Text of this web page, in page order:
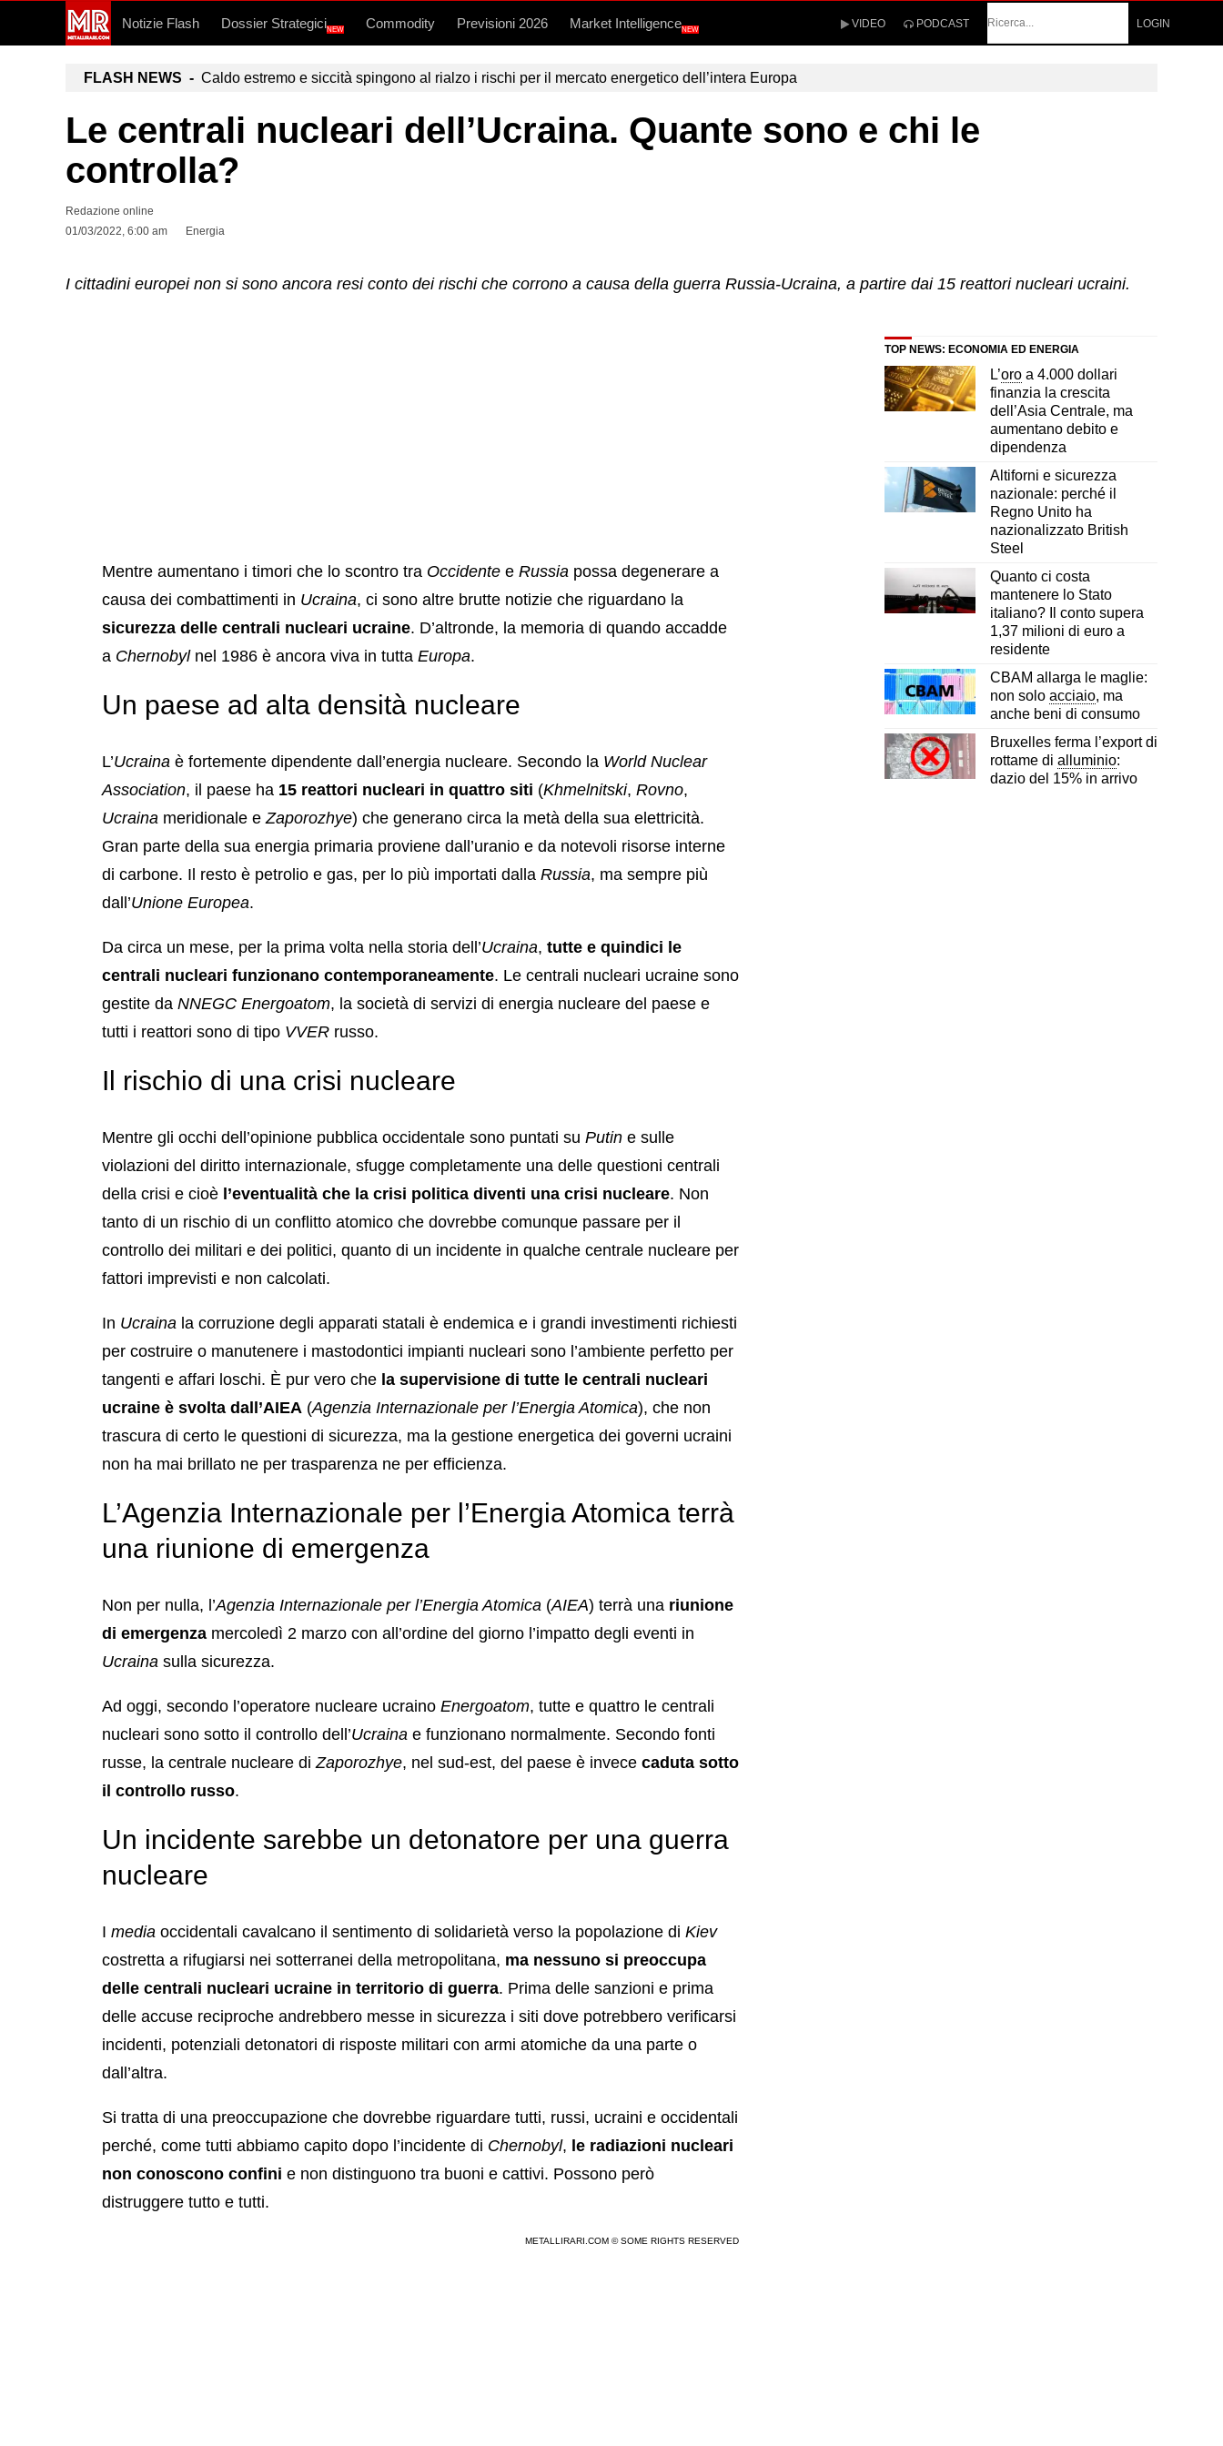
Notizie Flash Dossier StrategiciNEW Commodity Previsioni 2026 Market IntelligenceNEW VIDEO PODCAST
LOGIN
FLASH NEWS - Caldo estremo e siccità spingono al rialzo i rischi per il mercato energetico dell’intera Europa
Le centrali nucleari dell’Ucraina. Quante sono e chi le
controlla?
Redazione online
01/03/2022, 6:00 am
Energia
I cittadini europei non si sono ancora resi conto dei rischi che corrono a causa della guerra Russia-Ucraina, a partire dai 15 reattori nucleari ucraini.
Mentre aumentano i timori che lo scontro tra Occidente e Russia possa degenerare a
causa dei combattimenti in Ucraina, ci sono altre brutte notizie che riguardano la
sicurezza delle centrali nucleari ucraine. D’altronde, la memoria di quando accadde
a Chernobylnel 1986 è ancora viva in tutta Europa.
Un paese ad alta densità nucleare
L’Ucraina è fortemente dipendente dall’energia nucleare. Secondo la World Nuclear
Association, il paese ha 15 reattori nucleari in quattro siti (Khmelnitski, Rovno,
Ucraina meridionale e Zaporozhye) che generano circa la metà della sua elettricità.
Gran parte della sua energia primaria proviene dall’uranio e da notevoli risorse interne
di carbone. Il resto è petrolio e gas, per lo più importati dalla Russia, ma sempre più
dall’Unione Europea.
Da circa un mese, per la prima volta nella storia dell’Ucraina, tutte e quindici le
centrali nucleari funzionano contemporaneamente. Le centrali nucleari ucraine sono
gestite da NNEGC Energoatom, la società di servizi di energia nucleare del paese e
tutti i reattori sono di tipo VVER russo.
Il rischio di una crisi nucleare
Mentre gli occhi dell’opinione pubblica occidentale sono puntati su Putin e sulle
violazioni del diritto internazionale, sfugge completamente una delle questioni centrali
della crisi e cioè l’eventualità che la crisi politica diventi una crisi nucleare. Non
tanto di un rischio di un conflitto atomico che dovrebbe comunque passare per il
controllo dei militari e dei politici, quanto di un incidente in qualche centrale nucleare per
fattori imprevisti e non calcolati.
In Ucraina la corruzione degli apparati statali è endemica e i grandi investimenti richiesti
per costruire o manutenere i mastodontici impianti nucleari sono l’ambiente perfetto per
tangenti e affari loschi. È pur vero che la supervisione di tutte le centrali nucleari
ucraine è svolta dall’AIEA (Agenzia Internazionale per l’Energia Atomica), che non
trascura di certo le questioni di sicurezza, ma la gestione energetica dei governi ucraini
non ha mai brillato ne per trasparenza ne per efficienza.
L’Agenzia Internazionale per l’Energia Atomica terrà
una riunione di emergenza
Non per nulla, l’Agenzia Internazionale per l’Energia Atomica (AIEA) terrà una riunione
di emergenza mercoledì 2 marzo con all’ordine del giorno l’impatto degli eventi in
Ucraina sulla sicurezza.
Ad oggi, secondo l’operatore nucleare ucraino Energoatom, tutte e quattro le centrali
nucleari sono sotto il controllo dell’Ucraina e funzionano normalmente. Secondo fonti
russe, la centrale nucleare di Zaporozhye, nel sud-est, del paese è invece caduta sotto
il controllo russo.
Un incidente sarebbe un detonatore per una guerra
nucleare
I media occidentali cavalcano il sentimento di solidarietà verso la popolazione di Kiev
costretta a rifugiarsi nei sotterranei della metropolitana, ma nessuno si preoccupa
delle centrali nucleari ucraine in territorio di guerra. Prima delle sanzioni e prima
delle accuse reciproche andrebbero messe in sicurezza i siti dove potrebbero verificarsi
incidenti, potenziali detonatori di risposte militari con armi atomiche da una parte o
dall’altra.
Si tratta di una preoccupazione che dovrebbe riguardare tutti, russi, ucraini e occidentali
perché, come tutti abbiamo capito dopo l’incidente di Chernobyl, le radiazioni nucleari
non conoscono confini e non distinguono tra buoni e cattivi. Possono però
distruggere tutto e tutti.
METALLIRARI.COM © SOME RIGHTS RESERVED
TOP NEWS: ECONOMIA ED ENERGIA
L’oro a 4.000 dollari
finanzia la crescita
dell’Asia Centrale, ma
aumentano debito e
dipendenza
Altiforni e sicurezza
nazionale: perché il
Regno Unito ha
nazionalizzato British
Steel
Quanto ci costa
mantenere lo Stato
italiano? Il conto supera
1,37 milioni di euro a
residente
CBAM allarga le maglie:
non solo acciaio, ma
anche beni di consumo
Bruxelles ferma l’export di
rottame di alluminio:
dazio del 15% in arrivo